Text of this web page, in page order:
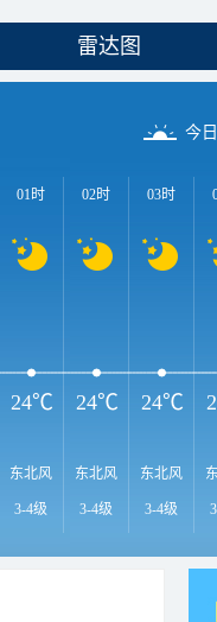
雷达图
今
01时
东北风
3-4级
02时
东北风
3-4级
03时
东北风
3-4级
24℃ 24℃ 24℃